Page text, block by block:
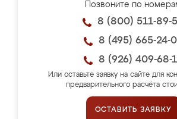
Позвоните по
8 (800) 511-89-
8 (495) 665-24-
8 (926) 409-68-
Или оставьте заявку на сайте для
предварительного расчёта
ОСТАВИТЬ ЗАЯВКУ